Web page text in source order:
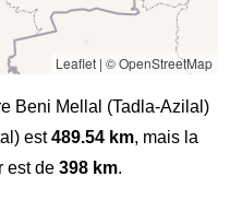
Leaflet| © OpenStreetMap
Beni Mellal (Tadla-Azilal)
est489.54 km, mais la
est de 398 km.